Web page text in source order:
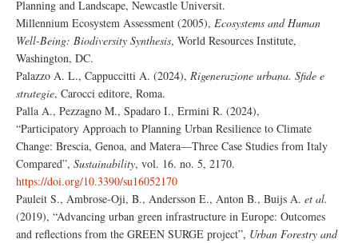
Planning and Landscape, Newcastle Universit.
Millennium Ecosystem Assessment (2005), Ecosystems and Human
Well-Being: Biodiversity Synthesis, World Resources Institute,
Washington, DC.
Palazzo A. L., Cappuccitti A. (2024), Rigenerazione urbana. Sfide e
strategie, Carocci editore, Roma.
Palla A., Pezzagno M., Spadaro I., Ermini R. (2024),
“Participatory Approach to Planning Urban Resilience to Climate
Change: Brescia, Genoa, and Matera—Three Case Studies from Italy
Compared”, Sustainability, vol. 16. no. 5, 2170.
https://doi.org/10.3390/su16052170
Pauleit S., Ambrose-Oji, B., Andersson E., Anton B., Buijs A. et al.
(2019), “Advancing urban green infrastructure in Europe: Outcomes
and reflections from the GREEN SURGE project”, Urban Forestry and